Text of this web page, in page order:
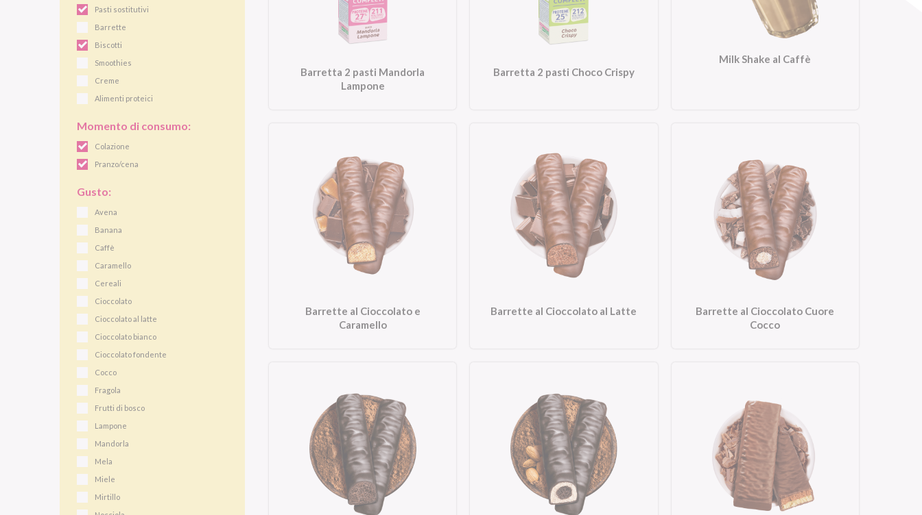
Pasti sostitutivi
Barrette
Biscotti
Smoothies
Creme
Alimenti proteici
Momento di consumo:
Colazione
Pranzo/cena
Gusto:
Avena
Banana
Caffè
Caramello
Cereali
Cioccolato
Cioccolato al latte
Cioccolato bianco
Cioccolato fondente
Cocco
Fragola
Frutti di bosco
Lampone
Mandorla
Mela
Miele
Mirtillo
Barretta 2 pasti Mandorla
Lampone
Barretta 2 pasti Choco Crispy
Milk Shake al Caffè
Barrette al Cioccolato e
Caramello
Barrette al Cioccolato al Latte
Barrette al Cioccolato Cuore
Cocco